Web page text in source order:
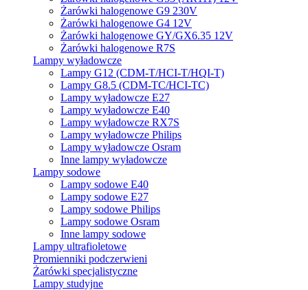
Żarówki halogenowe G9 230V
Żarówki halogenowe G4 12V
Żarówki halogenowe GY/GX6.35 12V
Żarówki halogenowe R7S
Lampy wyładowcze
Lampy G12 (CDM-T/HCI-T/HQI-T)
Lampy G8.5 (CDM-TC/HCI-TC)
Lampy wyładowcze E27
Lampy wyładowcze E40
Lampy wyładowcze RX7S
Lampy wyładowcze Philips
Lampy wyładowcze Osram
Inne lampy wyładowcze
Lampy sodowe
Lampy sodowe E40
Lampy sodowe E27
Lampy sodowe Philips
Lampy sodowe Osram
Inne lampy sodowe
Lampy ultrafioletowe
Promienniki podczerwieni
Żarówki specjalistyczne
Lampy studyjne